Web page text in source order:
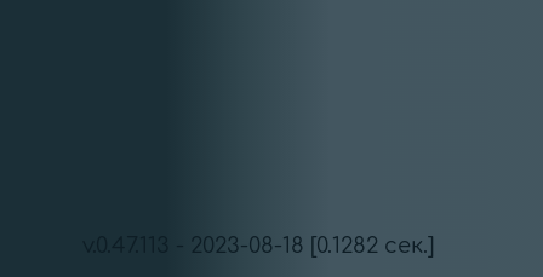
v.0.47.113 - 2023-08-18 [0.1282 сек.]